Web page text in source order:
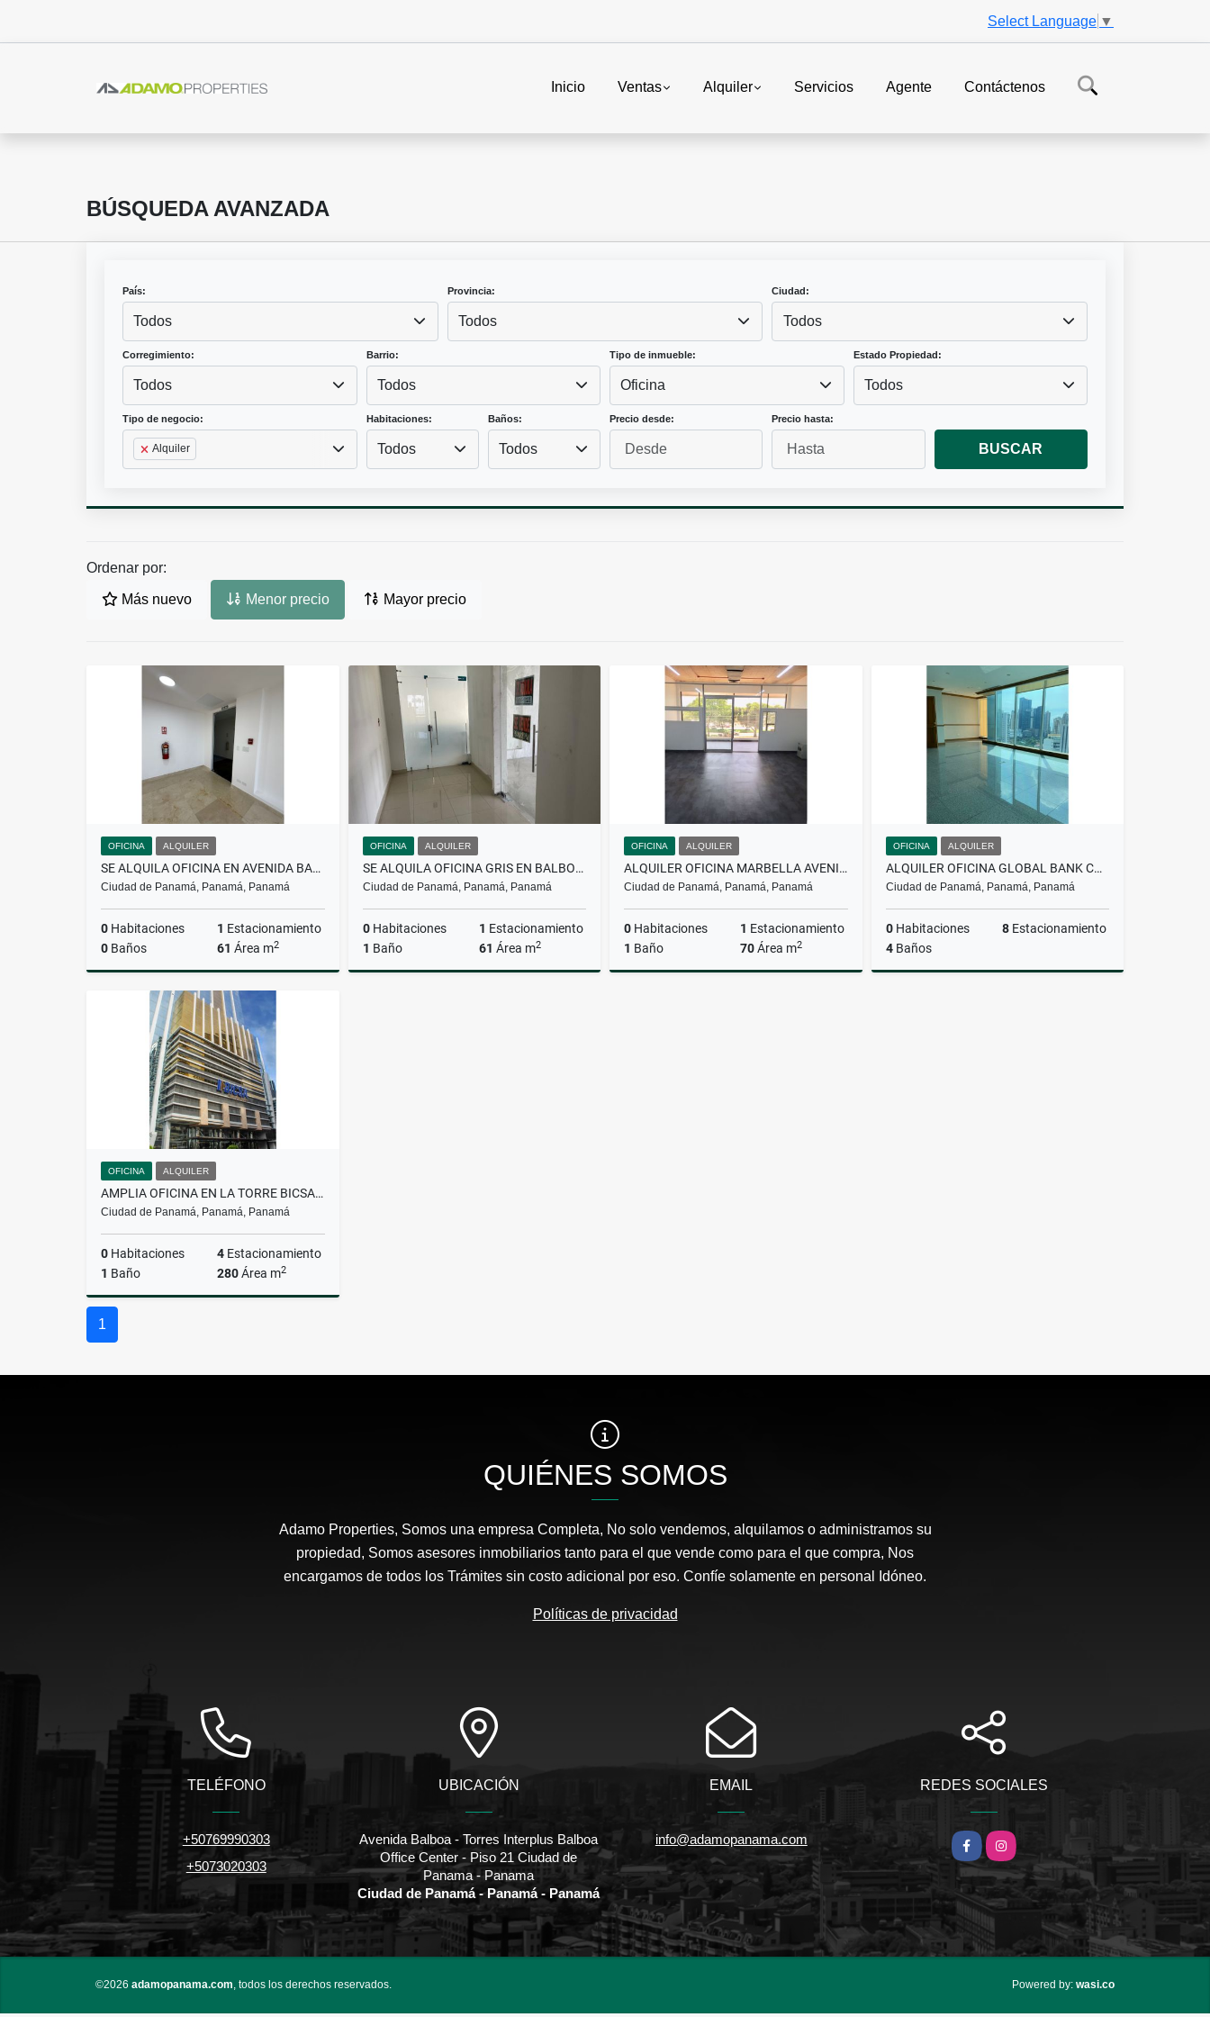
Select Language ▼
Inicio Ventas Alquiler Servicios Agente Contáctenos
BÚSQUEDA AVANZADA
País:
Todos
Provincia:
Todos
Ciudad:
Todos
Corregimiento:
Todos
Barrio:
Todos
Tipo de inmueble:
Oficina
Estado Propiedad:
Todos
Tipo de negocio:
Alquiler
Habitaciones:
Todos
Baños:
Todos
Precio desde: Precio hasta:
BUSCAR
Ordenar por:
Más nuevo Menor precio Mayor precio
OFICINA ALQUILER
SE ALQUILA OFICINA EN AVENIDA BALBOA
Ciudad de Panamá, Panamá, Panamá
0 Habitaciones 1 Estacionamiento
0 Baños 61 Área m2
OFICINA ALQUILER
SE ALQUILA OFICINA GRIS EN BALBOA OFFICE CENTER
Ciudad de Panamá, Panamá, Panamá
0Habitaciones 1 Estacionamiento
1 Baño 61 Área m2
OFICINA ALQUILER
ALQUILER OFICINA MARBELLA AVENIDA BALBOA 70M2
Ciudad de Panamá, Panamá, Panamá
0 Habitaciones 1 Estacionamiento
1 Baño 70Área m2
OFICINA ALQUILER
ALQUILER OFICINA GLOBAL BANK CALLE 50
Ciudad de Panamá, Panamá, Panamá
0Habitaciones 8Estacionamiento
4Baños
OFICINA ALQUILER
AMPLIA OFICINA EN LA TORRE BICSA (AV. BALBOA)
Ciudad de Panamá, Panamá, Panamá
0 Habitaciones 4 Estacionamiento
1 Baño 280Área m2
1
QUIÉNES SOMOS
Adamo Properties, Somos una empresa Completa, No solo vendemos, alquilamos o administramos su
propiedad, Somos asesores inmobiliarios tanto para el que vende como para el que compra, Nos
encargamos de todos los Trámites sin costo adicional por eso. Confíe solamente en personal Idóneo.
Políticas de privacidad
TELÉFONO
+50769990303
+5073020303
UBICACIÓN
Avenida Balboa - Torres Interplus Balboa
Office Center - Piso 21 Ciudad de
Panama - Panama
Ciudad de Panamá - Panamá - Panamá
EMAIL
info@adamopanama.com
REDES SOCIALES
Facebook
Instagram
©2026 adamopanama.com, todos los derechos reservados. Powered by: wasi.co